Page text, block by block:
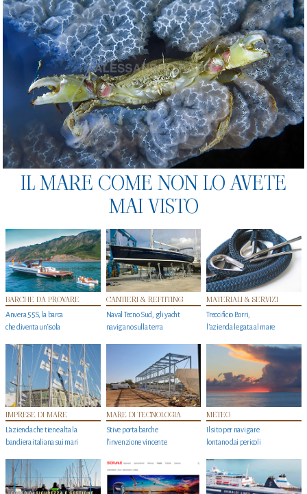
IL MARE COME NON LO AVETE
MAI VISTO
BARCHE DA PROVARE
Anvera 55S, la barca
che diventa un'isola
CANTIERI & REFITTING
Naval Tecno Sud, gli yacht
navigano sulla terra
MATERIALI & SERVIZI
Treccificio Borri,
l'azienda legata al mare
IMPRESE DI MARE
L'azienda che tiene alta la
bandiera italiana sui mari
MARE DI TECNOLOGIA
Stive porta barche
l'invenzione vincente
METEO
Il sito per navigare
lontano dai pericoli